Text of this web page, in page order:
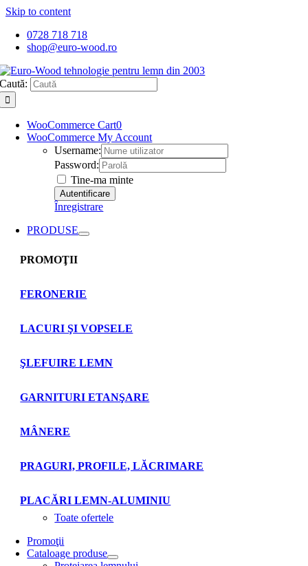
Skip to content
0728 718 718
shop@euro-wood.ro
Caută:
WooCommerce Cart0
WooCommerce My Account
Username:
Password:
Tine-ma minte
Înregistrare
PRODUSE
PROMOŢII
FERONERIE
LACURI ŞI VOPSELE
ŞLEFUIRE LEMN
GARNITURI ETANŞARE
MÂNERE
PRAGURI, PROFILE, LĂCRIMARE
PLACĂRI LEMN-ALUMINIU
Toate ofertele
Promoţii
Cataloage produse